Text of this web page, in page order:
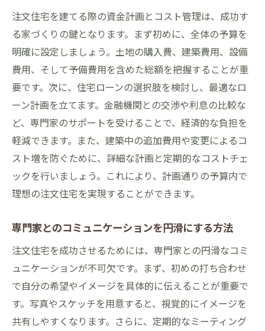
注文住宅を建てる際の資金計画とコスト管理は、成功す
る家づくりの鍵となります。まず初めに、全体の予算を
明確に設定しましょう。土地の購入費、建築費用、設備
費用、そして予備費用を含めた総額を把握することが重
要です。次に、住宅ローンの選択肢を検討し、最適なロ
ーン計画を立てます。金融機関との交渉や利息の比較な
ど、専門家のサポートを受けることで、経済的な負担を
軽減できます。また、建築中の追加費用や変更によるコ
スト増を防ぐために、詳細な計画と定期的なコストチェ
ックを行いましょう。これにより、計画通りの予算内で
理想の注文住宅を実現することができます。
専門家とのコミュニケーションを円滑にする方法
注文住宅を成功させるためには、専門家との円滑なコミ
ュニケーションが不可欠です。まず、初めの打ち合わせ
で自分の希望やイメージを具体的に伝えることが重要で
す。写真やスケッチを用意すると、視覚的にイメージを
共有しやすくなります。さらに、定期的なミーティング